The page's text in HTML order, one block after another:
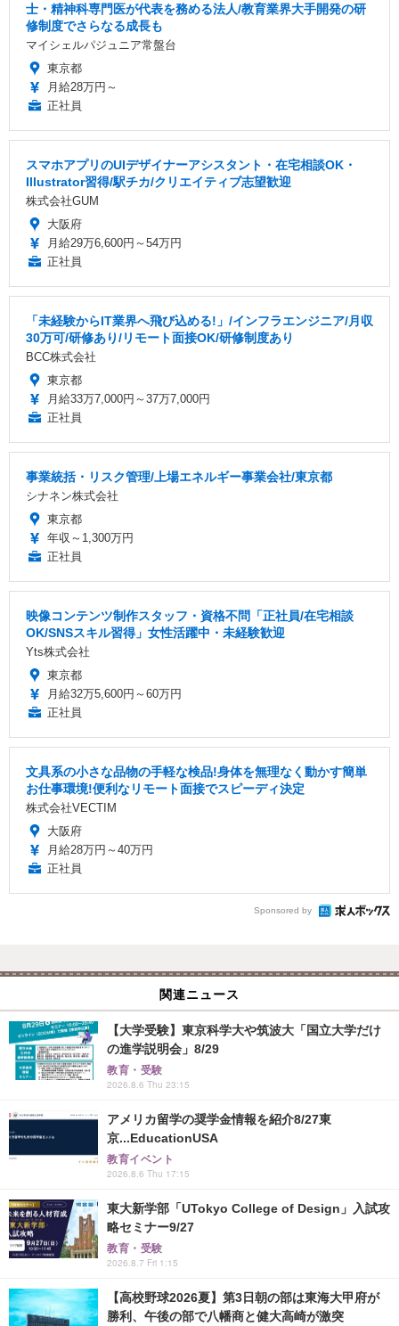
士・精神科専門医が代表を務める法人/教育業界大手開発の研
修制度でさらなる成長も
マイシェルパジュニア常盤台
東京都
月給28万円～
正社員
スマホアプリのUIデザイナーアシスタント・在宅相談OK・
Illustrator習得/駅チカ/クリエイティブ志望歓迎
株式会社GUM
大阪府
月給29万6,600円～54万円
正社員
「未経験からIT業界へ飛び込める!」/インフラエンジニア/月収
30万可/研修あり/リモート面接OK/研修制度あり
BCC株式会社
東京都
月給33万7,000円～37万7,000円
正社員
事業統括・リスク管理/上場エネルギー事業会社/東京都
シナネン株式会社
東京都
年収～1,300万円
正社員
映像コンテンツ制作スタッフ・資格不問「正社員/在宅相談
OK/SNSスキル習得」女性活躍中・未経験歓迎
Yts株式会社
東京都
月給32万5,600円～60万円
正社員
文具系の小さな品物の手軽な検品!身体を無理なく動かす簡単
お仕事環境!便利なリモート面接でスピーディ決定
株式会社VECTIM
大阪府
月給28万円～40万円
正社員
Sponsored by
関連ニュース
【大学受験】東京科学大や筑波大「国立大学だけ
の進学説明会」8/29
教育・受験
2026.8.6 Thu 23:15
アメリカ留学の奨学金情報を紹介8/27東
京...EducationUSA
教育イベント
2026.8.6 Thu 17:15
東大新学部「UTokyo College of Design」入試攻
略セミナー9/27
教育・受験
2026.8.7 Fri 1:15
【高校野球2026夏】第3日朝の部は東海大甲府が
勝利、午後の部で八幡商と健大高崎が激突